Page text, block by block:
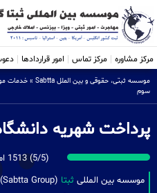
مرکز مشاوره مرکز تماس امور قراردادها
موسسه ثبتی، حقوقی و بین الملل Sabtta » خدمات
سوم
پرداخت شهریه
(5/5) 1513 امتیاز
موسسه بین المللی ثبتا